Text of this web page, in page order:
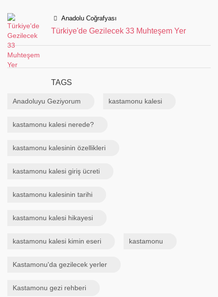
Anadolu Coğrafyası
Türkiye'de Gezilecek 33 Muhteşem Yer
TAGS
Anadoluyu Geziyorum kastamonu kalesi
kastamonu kalesi nerede?
kastamonu kalesinin özellikleri
kastamonu kalesi giriş ücreti
kastamonu kalesinin tarihi
kastamonu kalesi hikayesi
kastamonu kalesi kimin eseri kastamonu
Kastamonu'da gezilecek yerler
Kastamonu gezi rehberi